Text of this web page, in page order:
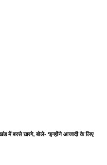
में बरसे खरगे, बोले- ‘इन्होंने आजादी के लिए